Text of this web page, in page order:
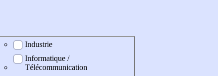
Industrie
Informatique /
Télécommunication